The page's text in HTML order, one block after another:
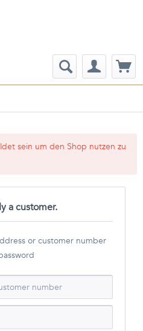
sein um den Shop nutzen zu
a customer.
or customer number